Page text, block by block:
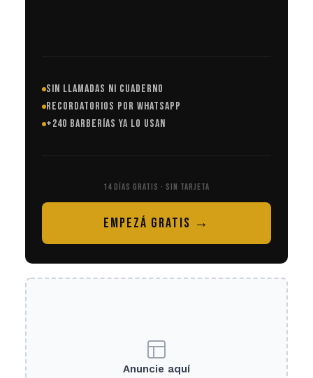
SIN LLAMADAS NI CUADERNO
RECORDATORIOS POR WHATSAPP
+240 BARBERÍAS YA LO USAN
14 DÍAS GRATIS · SIN TARJETA
EMPEZÁ GRATIS →
Anuncie aquí